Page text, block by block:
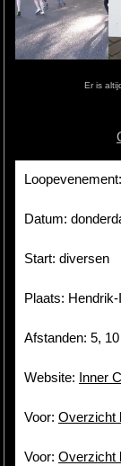
Hardlopen
Site
Er is
Datum:
Start: diversen
Plaats:
Afstanden: 5,
Website: Inner
Voor: Overzicht
Voor: Overzicht